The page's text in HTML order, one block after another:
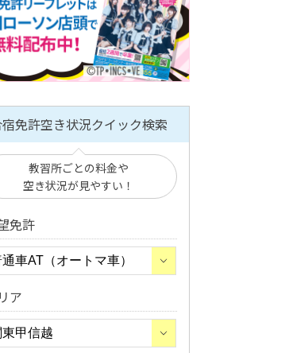
免許空き状況クイック検索
教習所ごとの料金や
空き状況が見やすい！
免許
ア